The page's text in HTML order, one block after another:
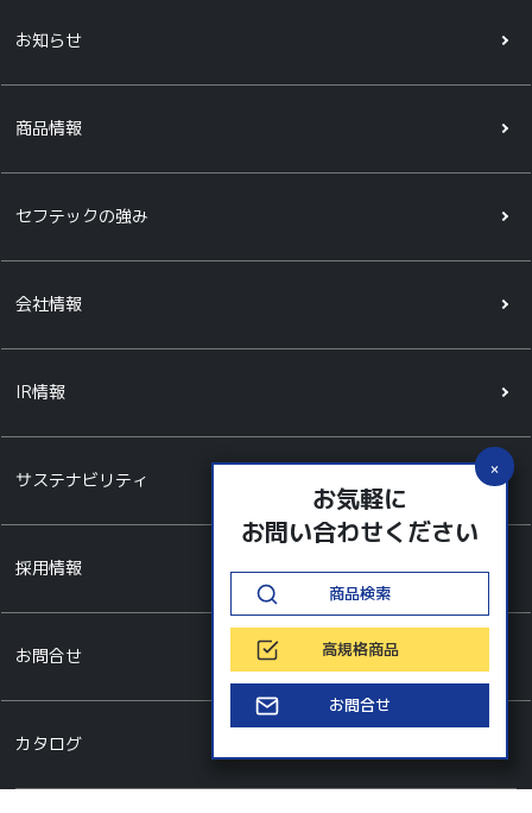
お知らせ
商品情報
セフテックの強み
会社情報
IR情報
サステナビリティ
採用情報
お問合せ
カタログ
お気軽に
お問い合わせください
商品検索
高規格商品
お問合せ